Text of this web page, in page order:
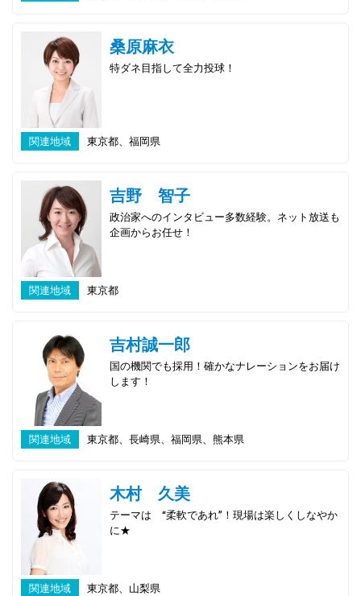
桑原麻衣
特ダネ目指して全力投球！
関連地域 東京都、福岡県
吉野 智子
政治家へのインタビュー多数経験。ネット放送も
企画からお任せ！
関連地域 東京都
吉村誠一郎
国の機関でも採用！確かなナレーションをお届け
します！
関連地域 東京都、長崎県、福岡県、熊本県
木村 久美
テーマは “柔軟であれ”！現場は楽しくしなやか
に★
関連地域 東京都、山梨県